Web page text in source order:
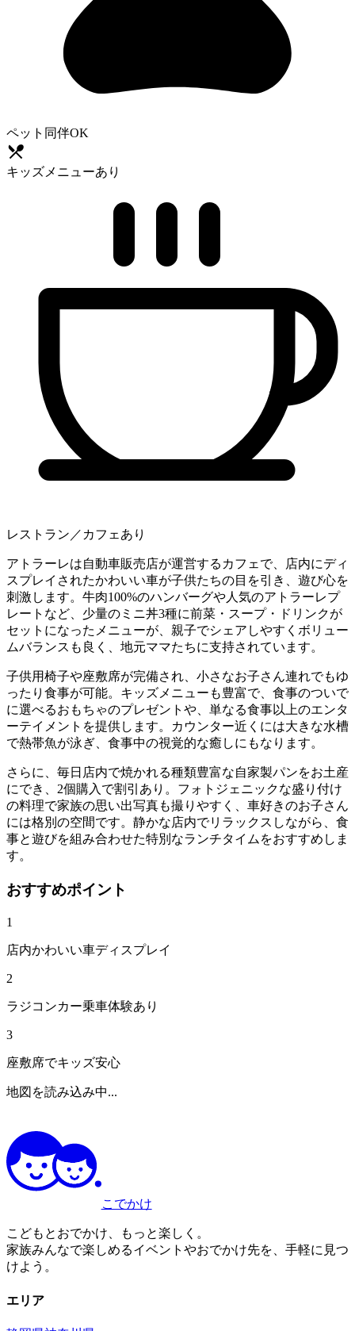
ペット同伴OK
キッズメニューあり
レストラン／カフェあり
アトラーレは自動車販売店が運営するカフェで、店内にディ
スプレイされたかわいい車が子供たちの目を引き、遊び心を
刺激します。牛肉100%のハンバーグや人気のアトラーレプ
レートなど、少量のミニ丼3種に前菜・スープ・ドリンクが
セットになったメニューが、親子でシェアしやすくボリュー
ムバランスも良く、地元ママたちに支持されています。
子供用椅子や座敷席が完備され、小さなお子さん連れでもゆ
ったり食事が可能。キッズメニューも豊富で、食事のついで
に選べるおもちゃのプレゼントや、単なる食事以上のエンタ
ーテイメントを提供します。カウンター近くには大きな水槽
で熱帯魚が泳ぎ、食事中の視覚的な癒しにもなります。
さらに、毎日店内で焼かれる種類豊富な自家製パンをお土産
にでき、2個購入で割引あり。フォトジェニックな盛り付け
の料理で家族の思い出写真も撮りやすく、車好きのお子さん
には格別の空間です。静かな店内でリラックスしながら、食
事と遊びを組み合わせた特別なランチタイムをおすすめしま
す。
おすすめポイント
1
店内かわいい車ディスプレイ
2
ラジコンカー乗車体験あり
3
座敷席でキッズ安心
地図を読み込み中...
こでかけ
こどもとおでかけ、もっと楽しく。
家族みんなで楽しめるイベントやおでかけ先を、手軽に見つ
けよう。
エリア